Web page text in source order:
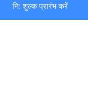
नि: शुल्क प्रारंभ करें